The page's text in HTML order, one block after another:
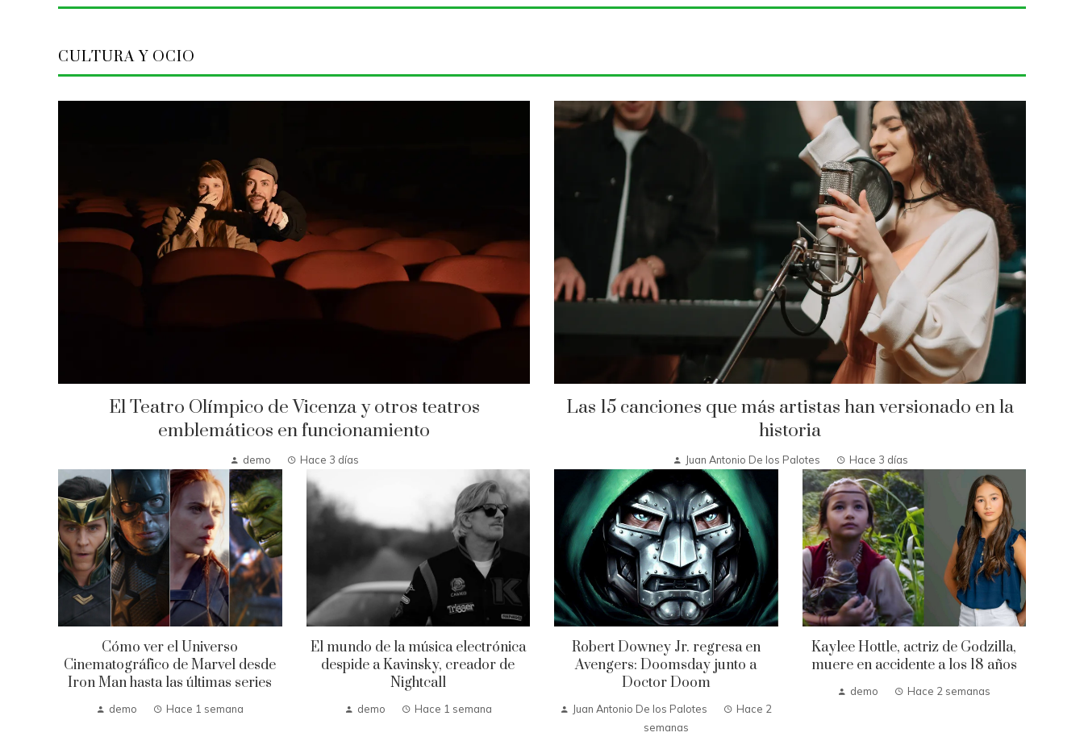
CULTURA Y OCIO
El Teatro Olímpico de Vicenza y otros teatros
emblemáticos en funcionamiento
demo Hace 3 días
Las 15 canciones que más artistas han versionado en la
historia
Juan Antonio De los Palotes Hace 3 días
Cómo ver el Universo
Cinematográfico de Marvel desde
Iron Man hasta las últimas series
demo Hace 1 semana
El mundo de la música electrónica
despide a Kavinsky, creador de
Nightcall
demo Hace 1 semana
Robert Downey Jr. regresa en
Avengers: Doomsday junto a
Doctor Doom
Juan Antonio De los Palotes
Hace 2
semanas
Kaylee Hottle, actriz de Godzilla,
muere en accidente a los 18 años
demo Hace 2 semanas